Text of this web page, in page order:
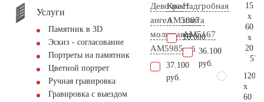
Услуги
Памятник в 3D
Эскиз - согласование
Портреты на памятник
Цветной портрет
Ручная гравировка
Гравировка с выездом
Девочка
ангел
молящаяся
AM5985
37.100
руб.
Крест
AM5807
16.000
руб.
Надгробная
плита
AM5167
36.100
руб.
15
x
60
x
20
120
x
60